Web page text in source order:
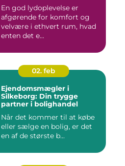
En god lydoplevelse er
afgørende for komfort og
velvære i ethvert rum, hvad
enten det e...
02. feb
Ejendomsmægler i
Silkeborg: Din trygge
partner i bolighandel
Når det kommer til at købe
eller sælge en bolig, er det
en af de største b...